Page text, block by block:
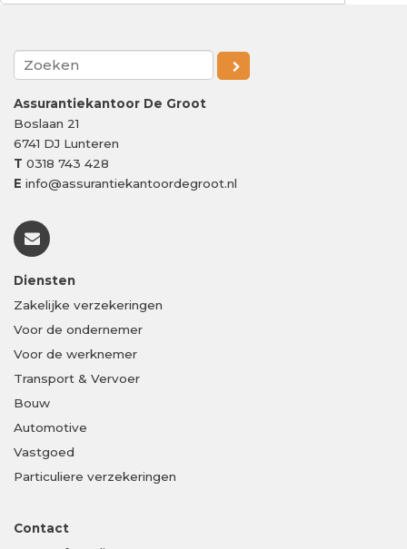
Assurantiekantoor De Groot
Boslaan 21
6741 DJ Lunteren
T 0318 743 428
E info@assurantiekantoordegroot.nl
Diensten
Zakelijke verzekeringen
Voor de ondernemer
Voor de werknemer
Transport & Vervoer
Bouw
Automotive
Vastgoed
Particuliere verzekeringen
Contact